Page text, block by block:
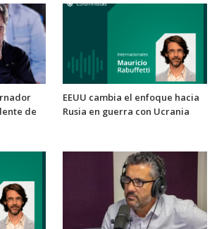
de
EEUU cambia el enfoque hacia
Rusia en guerra con Ucrania